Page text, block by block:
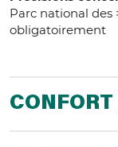
Parc national des
obligatoirement